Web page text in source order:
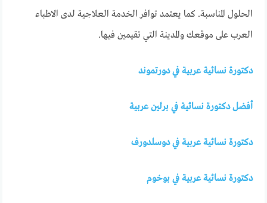
الحلول المناسبة. كما يعتمد توافر الخدمة العلاجية لدى الاطباء
العرب على موقعك والمدينة التي تقيمين فيها.
دكتورة نسائية عربية في دورتموند
أفضل دكتورة نسائية في برلين عربية
دكتورة نسائية عربية في دوسلدورف
دكتورة نسائية عربية في بوخوم